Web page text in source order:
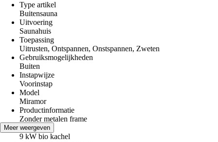
Type artikel
Buitensauna
Uitvoering
Saunahuis
Toepassing
Uitrusten, Ontspannen, Onstspannen, Zweten
Gebruiksmogelijkheden
Buiten
Instapwijze
Voorinstap
Model
Miramor
Productinformatie
Zonder metalen frame
Type oven
9 kW bio kachel
Meer weergeven